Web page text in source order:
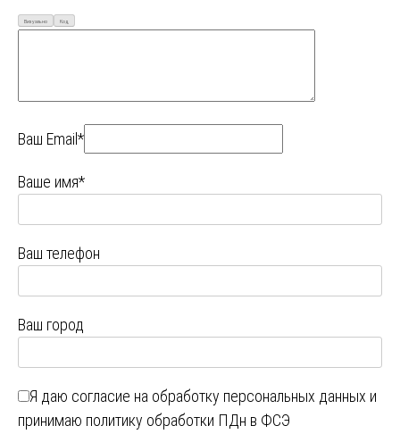
Визуально Код
Ваш Email*
Ваше имя*
Ваш телефон
Ваш город
Я даю согласие на обработку персональных данных и
принимаю политику обработки ПДн в ФСЭ